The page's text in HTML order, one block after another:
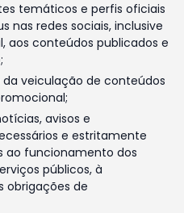
temáticos e perfis oficiais
nas redes sociais, inclusive
aos conteúdos publicados e
veiculação de conteúdos
avisos e
e estritamente
ao funcionamento dos
públicos, à
obrigações de